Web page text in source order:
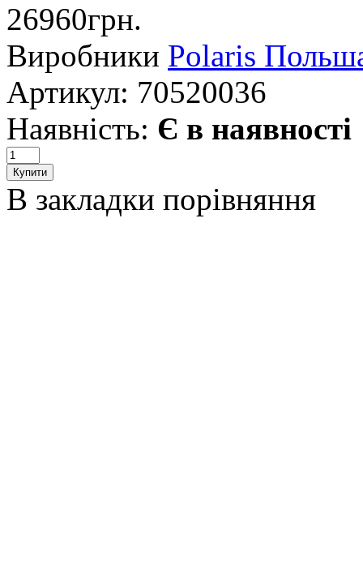
26960грн.
Виробники Polaris
Артикул: 70520036
Наявність: Є в наявності
В закладки порівняння